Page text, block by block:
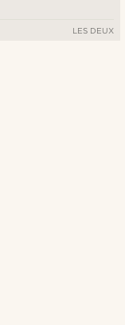
LES DEUX